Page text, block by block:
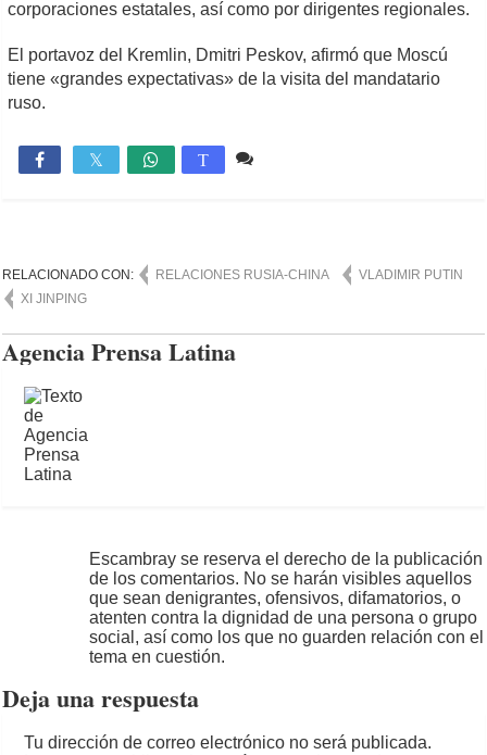
corporaciones estatales, así como por dirigentes regionales.
El portavoz del Kremlin, Dmitri Peskov, afirmó que Moscú
tiene «grandes expectativas» de la visita del mandatario
ruso.
 T
RELACIONADO CON: RELACIONES RUSIA-CHINA
VLADIMIR PUTIN
XI JINPING
Agencia Prensa Latina
Escambray se reserva el derecho de la publicación
de los comentarios. No se harán visibles aquellos
que sean denigrantes, ofensivos, difamatorios, o
atenten contra la dignidad de una persona o grupo
social, así como los que no guarden relación con el
tema en cuestión.
Deja una respuesta
Tu dirección de correo electrónico no será publicada.